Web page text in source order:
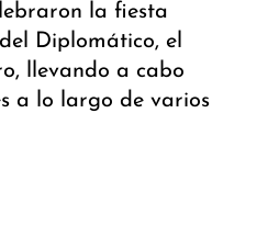
la fiesta
Diplomático, el
llevando a cabo
a lo largo de varios